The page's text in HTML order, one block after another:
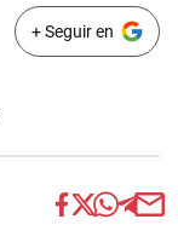
+ Seguir en